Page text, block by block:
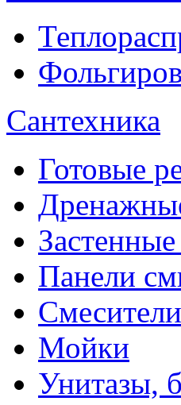
Сантехника
Готовые
Панели
Смесители
Мойки
Унитазы,